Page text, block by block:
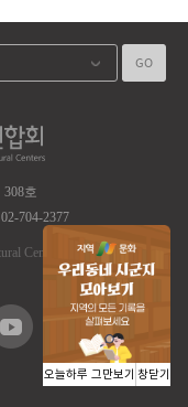
호
02-704-2377
Centers.
ALL RIGHT RES
GO
오늘하루 그만보기 창닫기